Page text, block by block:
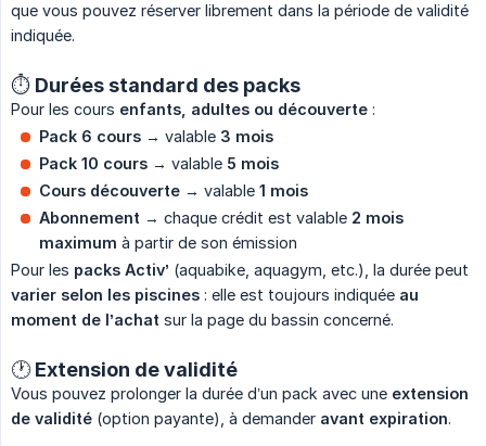
que vous pouvez réserver librement dans la période de validité
indiquée.
⏱️ Durées standard des packs
Pour les cours enfants, adultes ou découverte :
Pack 6 cours → valable 3 mois
Pack 10 cours → valable 5 mois
Cours découverte → valable 1 mois
Abonnement → chaque crédit est valable 2 mois
maximum à partir de son émission
Pour les packs Activ’ (aquabike, aquagym, etc.), la durée peut
varier selon les piscines : elle est toujours indiquée au
moment de l’achat sur la page du bassin concerné.
🕐 Extension de validité
Vous pouvez prolonger la durée d’un pack avec une extension
de validité (option payante), à demander avant expiration.